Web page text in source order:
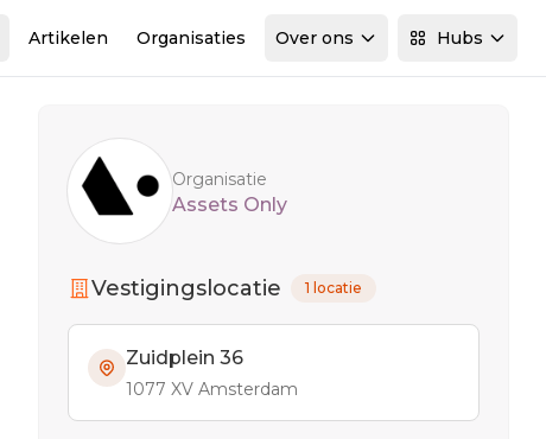
Artikelen Organisaties Over ons Hubs
Organisatie
Assets Only
Vestigingslocatie 1 locatie
Zuidplein 36
1077 XV Amsterdam